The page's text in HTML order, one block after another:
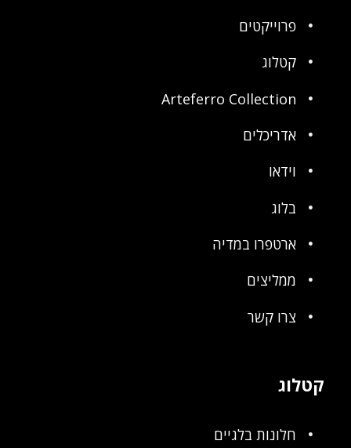
פרוייקטים
קטלוג
Arteferro Collection
אדריכלים
וידאו
בלוג
ארטפרו במדיה
ממליצים
צרו קשר
קטלוג
חלונות בלגיים